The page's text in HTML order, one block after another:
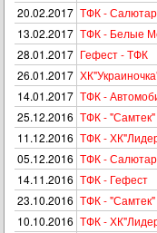
20.02.2017 ТФК -
13.02.2017 ТФК - Белые
28.01.2017 Гефест - ТФК
26.01.2017
14.01.2017 ТФК -
25.12.2016 ТФК - "Самтек"
11.12.2016 ТФК -
05.12.2016 ТФК -
14.11.2016 ТФК - Гефест
23.10.2016 ТФК - "Самтек"
10.10.2016 ТФК -